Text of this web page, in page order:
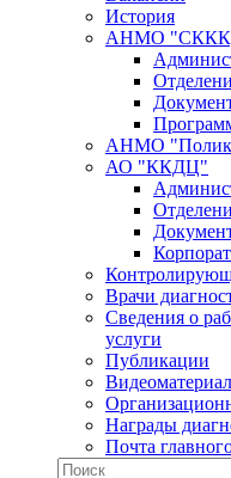
История
АНМО
АНМО
АО "ККДЦ"
Врачи
Сведения о
услуги
Публикации
Награды
Почта